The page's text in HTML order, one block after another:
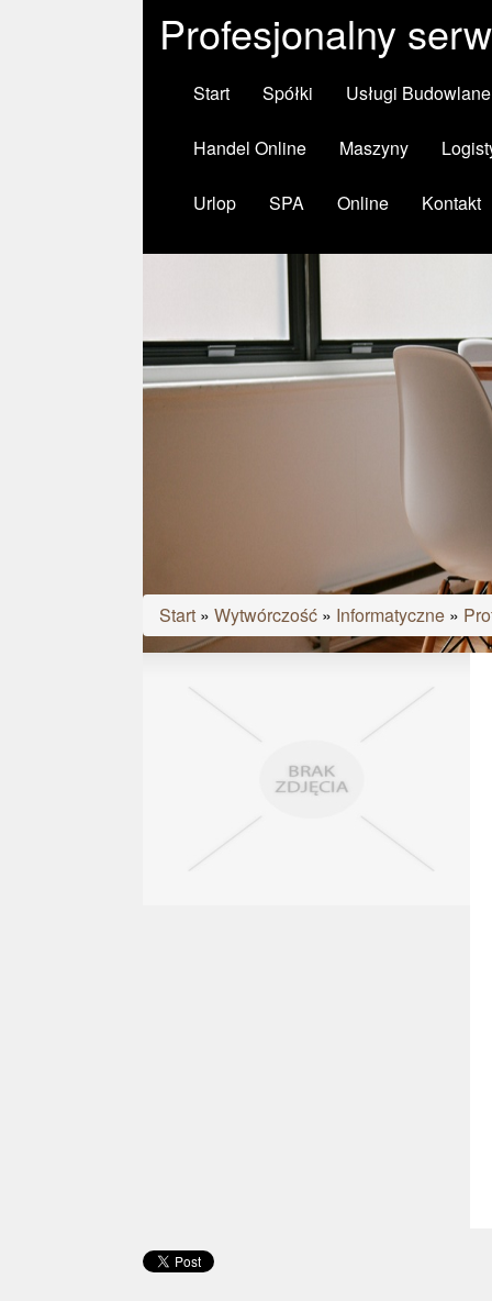
Profesjonalny
Start Spółki Usługi Budowlane
Handel Online Maszyny
Urlop SPA Online Kontakt
Start » Wytwórczość » Informatyczne »